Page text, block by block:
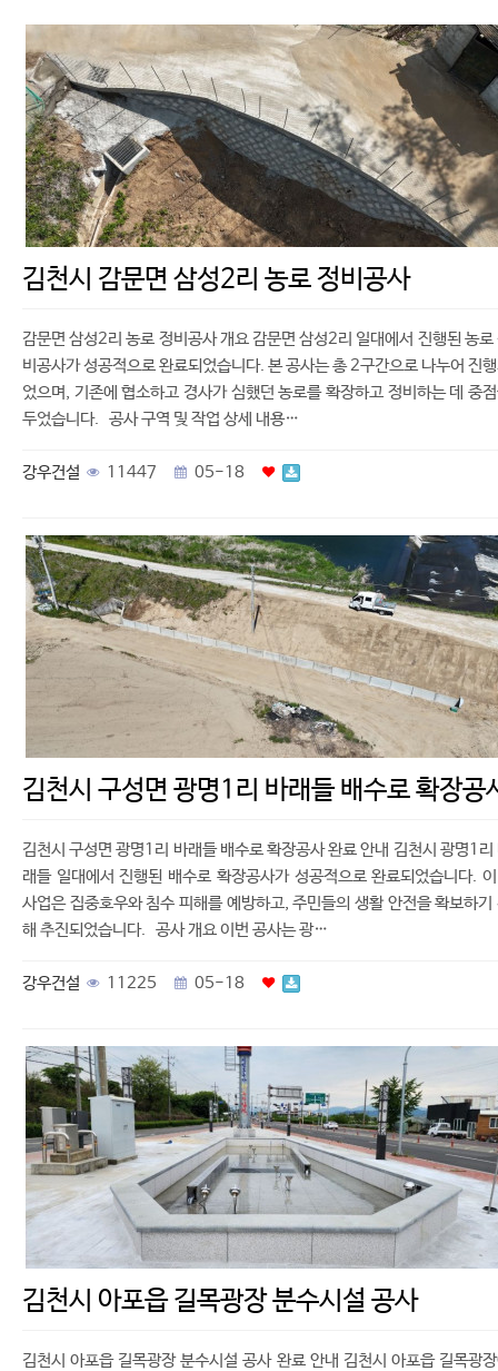
김천시 감문면 삼성2리 농로 정비공사
감문면 삼성2리 농로 정비공사 개요 감문면 삼성2리 일대에서 진행된 농로
비공사가 성공적으로 완료되었습니다. 본 공사는 총 2구간으로 나누어 진
었으며, 기존에 협소하고 경사가 심했던 농로를 확장하고 정비하는 데 중
두었습니다. 공사 구역 및 작업 상세 내용…
강우건설 11447 05-18
김천시 구성면 광명1리 바래들 배수로 확장공
김천시 구성면 광명1리 바래들 배수로 확장공사 완료 안내 김천시 광명1리
래들 일대에서 진행된 배수로 확장공사가 성공적으로 완료되었습니다.
사업은 집중호우와 침수 피해를 예방하고, 주민들의 생활 안전을 확보하기
해 추진되었습니다. 공사 개요 이번 공사는 광…
강우건설 11225 05-18
김천시 아포읍 길목광장 분수시설 공사
김천시 아포읍 길목광장 분수시설 공사 완료 안내 김천시 아포읍 길목광